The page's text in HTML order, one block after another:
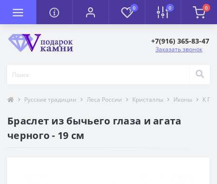
0 0 0
+7(916) 365-83-47
Заказать звонок
Русские традиции Леса России Кристаллы Иконы К
Браслет из бычьего глаза и агата
черного - 19 см